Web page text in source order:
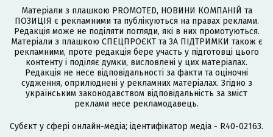
Матеріали з плашкою PROMOTED, НОВИНИ КОМПАНІЙ та
ПОЗИЦІЯ є рекламними та публікуються на правах реклами.
Редакція може не поділяти погляди, які в них промотуються.
Матеріали з плашкою СПЕЦПРОЄКТ та ЗА ПІДТРИМКИ також є
рекламними, проте редакція бере участь у підготовці цього
контенту і поділяє думки, висловлені у цих матеріалах.
Редакція не несе відповідальності за факти та оціночні
судження, оприлюднені у рекламних матеріалах. Згідно з
українським законодавством відповідальність за зміст
реклами несе рекламодавець.
Cубєкт у сфері онлайн-медіа; ідентифікатор медіа - R40-02163.